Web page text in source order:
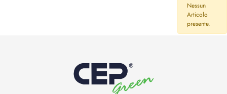
Nessun
Articolo
presente.